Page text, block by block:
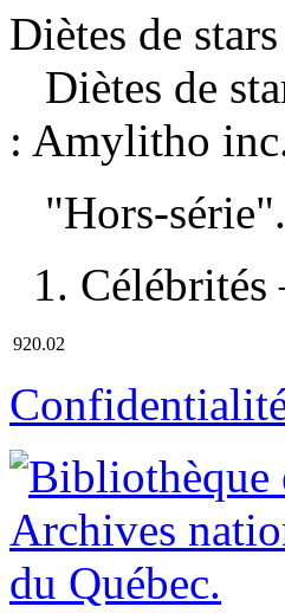
Diètes de
Diètes de
: Amylitho
"Hors-série".
1.
920.02